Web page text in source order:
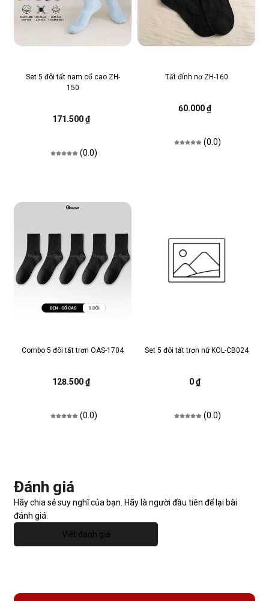
Set 5 đôi tất nam cổ cao ZH-
150
171.500 ₫
(0.0)
Tất đính nơ ZH-160
60.000 ₫
(0.0)
Combo 5 đôi tất trơn OAS-1704
128.500 ₫
(0.0)
Set 5 đôi tất trơn nữ KOL-CB024
0 ₫
(0.0)
Đánh giá
Hãy chia sẻ suy nghĩ của bạn. Hãy là người đầu tiên để lại bài
đánh giá.
Viết đánh giá